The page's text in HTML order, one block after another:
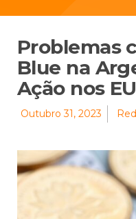
Problemas
Blue na
Ação nos
Outubro 31, 2023